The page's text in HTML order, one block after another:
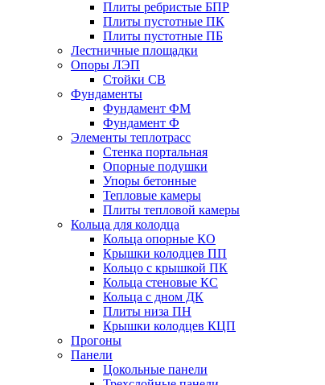
Плиты ребристые БПР
Плиты пустотные ПК
Плиты пустотные ПБ
Лестничные площадки
Опоры ЛЭП
Стойки СВ
Фундаменты
Фyндамент ФМ
Фyндамент Ф
Элементы теплотрасс
Стенка портальная
Опорные подушки
Упоры бетонные
Тепловые камеры
Плиты тепловой камеры
Кольца для колодца
Кольца опорные КО
Крышки колодцев ПП
Кольцо с крышкой ПК
Кольца стеновые КС
Кольца с дном ДК
Плиты низа ПН
Крышки колодцев КЦП
Прогоны
Панели
Цокольные панели